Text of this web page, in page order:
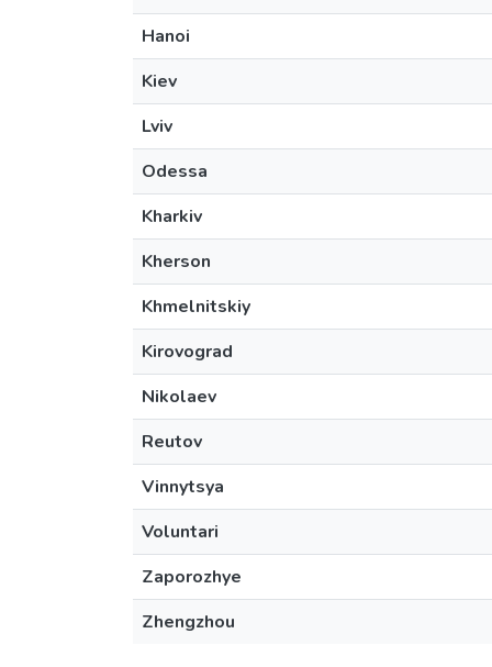
Hanoi
Kiev
Lviv
Odessa
Kharkiv
Kherson
Khmelnitskiy
Kirovograd
Nikolaev
Reutov
Vinnytsya
Voluntari
Zaporozhye
Zhengzhou